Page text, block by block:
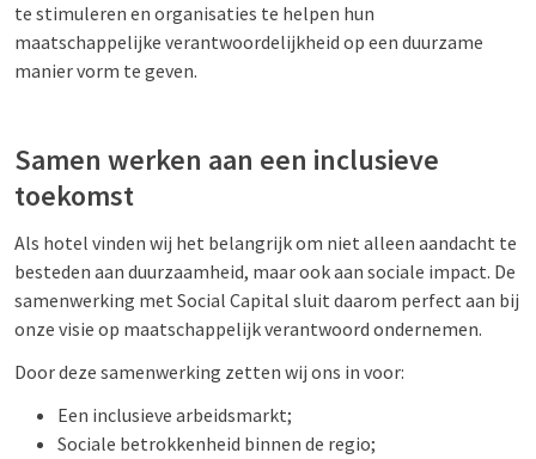
te stimuleren en organisaties te helpen hun
maatschappelijke verantwoordelijkheid op een duurzame
manier vorm te geven.
Samen werken aan een inclusieve
toekomst
Als hotel vinden wij het belangrijk om niet alleen aandacht te
besteden aan duurzaamheid, maar ook aan sociale impact. De
samenwerking met Social Capital sluit daarom perfect aan bij
onze visie op maatschappelijk verantwoord ondernemen.
Door deze samenwerking zetten wij ons in voor:
Een inclusieve arbeidsmarkt;
Sociale betrokkenheid binnen de regio;